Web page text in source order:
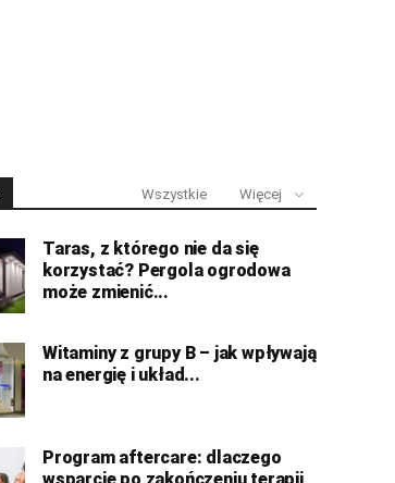
Wszystkie Więcej
Taras, z którego nie da się
korzystać? Pergola ogrodowa
może zmienić...
Witaminy z grupy B – jak wpływają
na energię i układ...
Program aftercare: dlaczego